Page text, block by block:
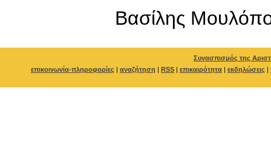
Βασίλης
Συνασπισμός της
επικοινωνία-πληροφορίες | αναζήτηση | RSS | επικαιρότητα | εκδηλώσεις |